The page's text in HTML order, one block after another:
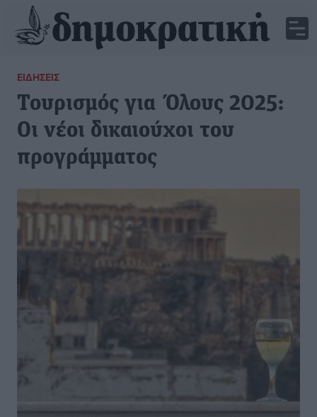
ΕΙΔΉΣΕΙΣ
Τουρισμός για Όλους 2025:
Οι νέοι δικαιούχοι του
προγράμματος